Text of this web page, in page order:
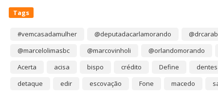
Tags
#vemcasadamulher @deputadacarlamorando
@marcelolimasbc
@marcovinholi
@orlandomorando
Acerta
acisa bispo crédito Define
dentes
detaque
edir escovação Fone macedo